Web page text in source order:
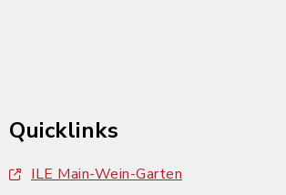
Quicklinks
ILE Main-Wein-Garten